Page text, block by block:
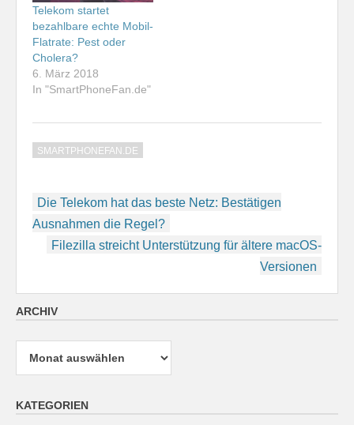
Telekom startet
bezahlbare echte Mobil-
Flatrate: Pest oder
Cholera?
6. März 2018
In "SmartPhoneFan.de"
SMARTPHONEFAN.DE
Beitragsnavigation
Die Telekom hat das beste Netz: Bestätigen
Ausnahmen die Regel?
Filezilla streicht Unterstützung für ältere macOS-
Versionen
ARCHIV
Archiv
KATEGORIEN